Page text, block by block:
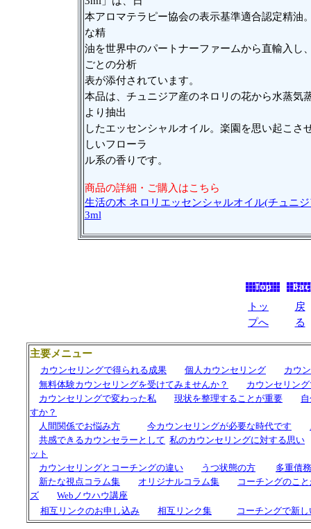
本アロマテラピー協会の表示基準適合認定精油
な精
油を世界中のパートナーファームから直輸入し
ごとの分析
表が添付されています。
本品は、チュニジア産のネロリの花から水蒸気
より抽出
したエッセンシャルオイル。楽園を思い起こさ
しいフローラ
ル系の香りです。
商品の詳細・ご購入はこちら
生活の木 ネロリエッセンシャルオイル(チュニ
3ml
トッ
プへ
戻
る
主要メニュー
カウンセリングで得られる成果 個人カウンセリング
カウ
無料体験カウンセリングを受けてみませんか？
カウンセリン
カウンセリングで変わった私
現状を整理することが重要
すか？
人間関係でお悩み方
今カウンセリングが必要な時代です
共感できるカウンセラーとして 私のカウンセリングに対する思い
ット
カウンセリングと コーチングの違い うつ状態の方
多重債
新たな視点コラム集
オリジナルコラム集
コーチングのこ
ズ
Webノウハウ講座
相互リンクのお申し込み
相互リンク集 コーチングで新